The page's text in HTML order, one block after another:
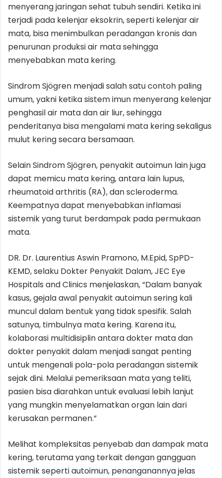
menyerang jaringan sehat tubuh sendiri. Ketika ini
terjadi pada kelenjar eksokrin, seperti kelenjar air
mata, bisa menimbulkan peradangan kronis dan
penurunan produksi air mata sehingga
menyebabkan mata kering.
Sindrom Sjögren menjadi salah satu contoh paling
umum, yakni ketika sistem imun menyerang kelenjar
penghasil air mata dan air liur, sehingga
penderitanya bisa mengalami mata kering sekaligus
mulut kering secara bersamaan.
Selain Sindrom Sjögren, penyakit autoimun lain juga
dapat memicu mata kering, antara lain lupus,
rheumatoid arthritis (RA), dan scleroderma.
Keempatnya dapat menyebabkan inflamasi
sistemik yang turut berdampak pada permukaan
mata.
DR. Dr. Laurentius Aswin Pramono, M.Epid, SpPD-
KEMD, selaku Dokter Penyakit Dalam, JEC Eye
Hospitals and Clinics menjelaskan, “Dalam banyak
kasus, gejala awal penyakit autoimun sering kali
muncul dalam bentuk yang tidak spesifik. Salah
satunya, timbulnya mata kering. Karena itu,
kolaborasi multidisiplin antara dokter mata dan
dokter penyakit dalam menjadi sangat penting
untuk mengenali pola-pola peradangan sistemik
sejak dini. Melalui pemeriksaan mata yang teliti,
pasien bisa diarahkan untuk evaluasi lebih lanjut
yang mungkin menyelamatkan organ lain dari
kerusakan permanen.”
Melihat kompleksitas penyebab dan dampak mata
kering, terutama yang terkait dengan gangguan
sistemik seperti autoimun, penanganannya jelas